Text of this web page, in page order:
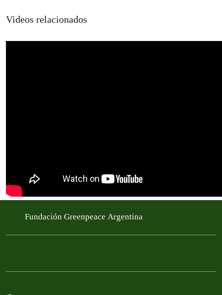
Videos relacionados
Fundación Greenpeace Argentina